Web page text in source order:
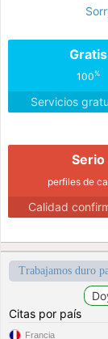
Gratis
100%
Servicios
Serio
perfiles de
Calidad
Trabajamos duro
Citas por país
Francia